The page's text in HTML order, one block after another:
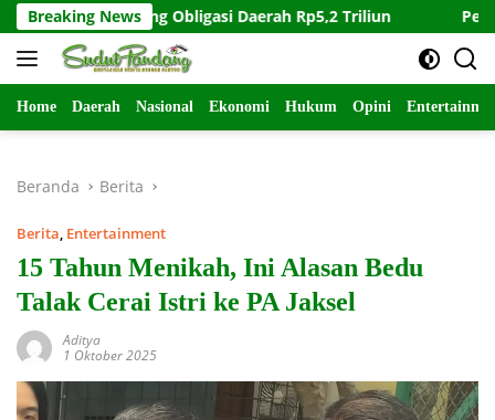
Langsung
ke
konten
Breaking News
Dukung Obligasi Daerah Rp5,2 Triliun Perkuat
Home Daerah Nasional Ekonomi Hukum Opini
Beranda Berita
Berita, Entertainment
15 Tahun Menikah, Ini Alasan Bedu
Talak Cerai Istri ke PA Jaksel
Aditya
1 Oktober 2025